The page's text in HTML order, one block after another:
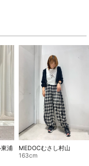
浦
MEDOCむさし村山
163cm